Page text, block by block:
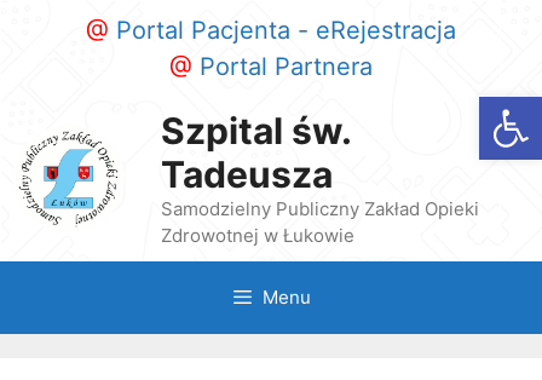
Przeskocz
@ Portal Pacjenta - eRejestracja
@ Portal Partnera
Szpital św.
Tadeusza
Samodzielny Publiczny Zakład Opieki
Zdrowotnej w Łukowie
Menu